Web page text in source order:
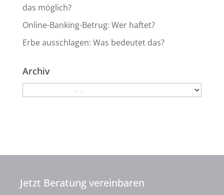
das möglich?
Online-Banking-Betrug: Wer haftet?
Erbe ausschlagen: Was bedeutet das?
Archiv
Jetzt Beratung vereinbaren